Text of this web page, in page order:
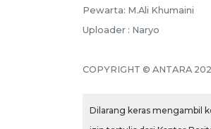
Pewarta: M.Ali Khumaini
Uploader : Naryo
COPYRIGHT © ANTARA
Dilarang keras mengambil